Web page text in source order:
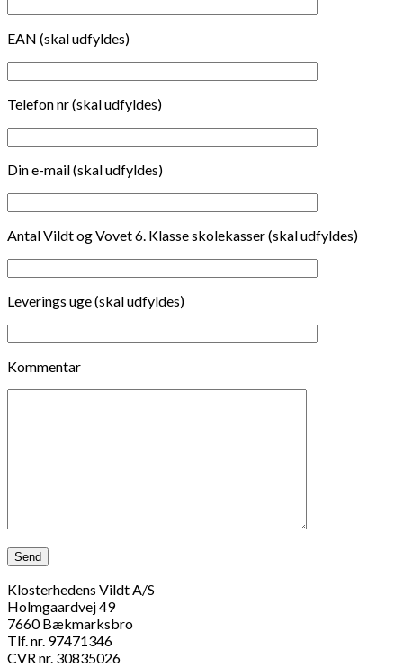
EAN (skal udfyldes)
Telefon nr (skal udfyldes)
Din e-mail (skal udfyldes)
Antal Vildt og Vovet 6. Klasse skolekasser (skal udfyldes)
Leverings uge (skal udfyldes)
Kommentar
Klosterhedens Vildt A/S
Holmgaardvej 49
7660 Bækmarksbro
Tlf. nr. 97471346
CVR nr. 30835026